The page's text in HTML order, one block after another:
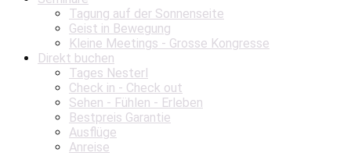
Tagung auf der Sonnenseite
Geist in Bewegung
Kleine Meetings - Grosse Kongresse
Direkt buchen
Tages Nesterl
Check in - Check out
Sehen - Fühlen - Erleben
Bestpreis Garantie
Ausflüge
Anreise